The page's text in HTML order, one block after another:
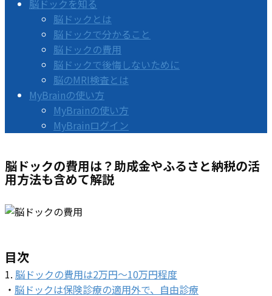
脳ドックを知る
脳ドックとは
脳ドックで分かること
脳ドックの費用
脳ドックで後悔しないために
脳のMRI検査とは
MyBrainの使い方
MyBrainの使い方
MyBrainログイン
脳ドックの費用は？助成金やふるさと納税の活
用方法も含めて解説
目次
1. 脳ドックの費用は2万円～10万円程度
・ 脳ドックは保険診療の適用外で、自由診療